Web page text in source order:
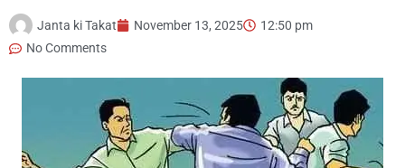
Janta ki Takat November 13, 2025
12:50 pm
No Comments